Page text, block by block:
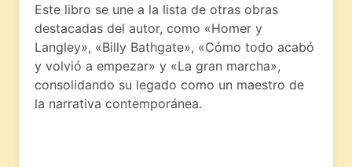
Este libro se une a la lista de otras obras
destacadas del autor, como «Homer y
Langley», «Billy Bathgate», «Cómo todo acabó
y volvió a empezar» y «La gran marcha»,
consolidando su legado como un maestro de
la narrativa contemporánea.